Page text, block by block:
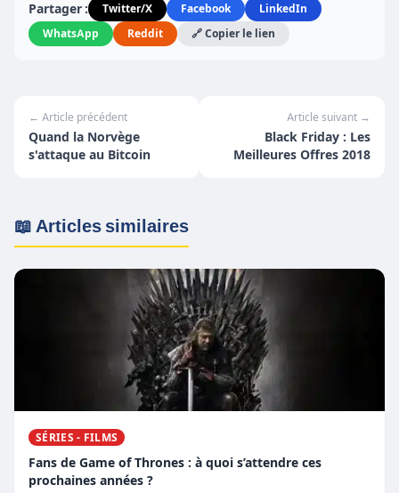
Partager : Twitter/X Facebook
LinkedIn
WhatsApp
Reddit 🔗 Copier le lien
← Article précédent
Quand la Norvège
s'attaque au Bitcoin
Article suivant →
Black Friday : Les
Meilleures Offres 2018
📖 Articles similaires
SÉRIES - FILMS
Fans de Game of Thrones : à quoi s’attendre ces
prochaines années ?